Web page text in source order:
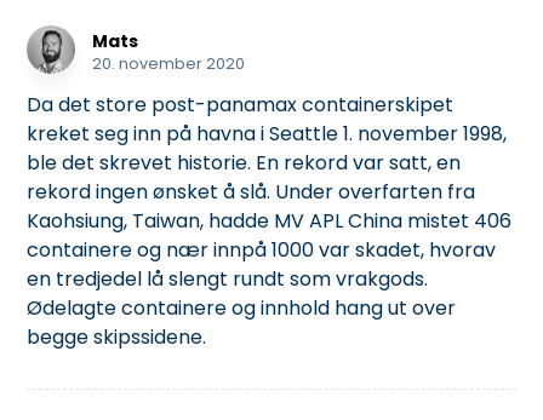
Mats
20. november 2020
Da det store post-panamax containerskipet
kreket seg inn på havna i Seattle 1. november 1998,
ble det skrevet historie. En rekord var satt, en
rekord ingen ønsket å slå. Under overfarten fra
Kaohsiung, Taiwan, hadde MV APL China mistet 406
containere og nær innpå 1000 var skadet, hvorav
en tredjedel lå slengt rundt som vrakgods.
Ødelagte containere og innhold hang ut over
begge skipssidene.